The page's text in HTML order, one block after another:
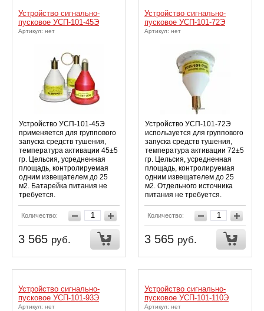
Устройство сигнально-
пусковое УСП-101-45Э
Артикул: нет
Устройство УСП-101-45Э
применяется для группового
запуска средств тушения,
температура активации 45±5
гр. Цельсия, усредненная
площадь, контролируемая
одним извещателем до 25
м2. Батарейка питания не
требуется.
Количество:
3 565 руб.
Устройство сигнально-
пусковое УСП-101-72Э
Артикул: нет
Устройство УСП-101-72Э
используется для группового
запуска средств тушения,
температура активации 72±5
гр. Цельсия, усредненная
площадь, контролируемая
одним извещателем до 25
м2. Отдельного источника
питания не требуется.
Количество:
3 565 руб.
Устройство сигнально-
пусковое УСП-101-93Э
Артикул: нет
Устройство сигнально-
пусковое УСП-101-110Э
Артикул: нет